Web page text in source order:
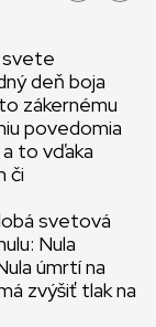
svete
deň boja
zákernému
povedomia
to vďaka
či
svetová
Nula
úmrtí na
zvýšiť tlak na